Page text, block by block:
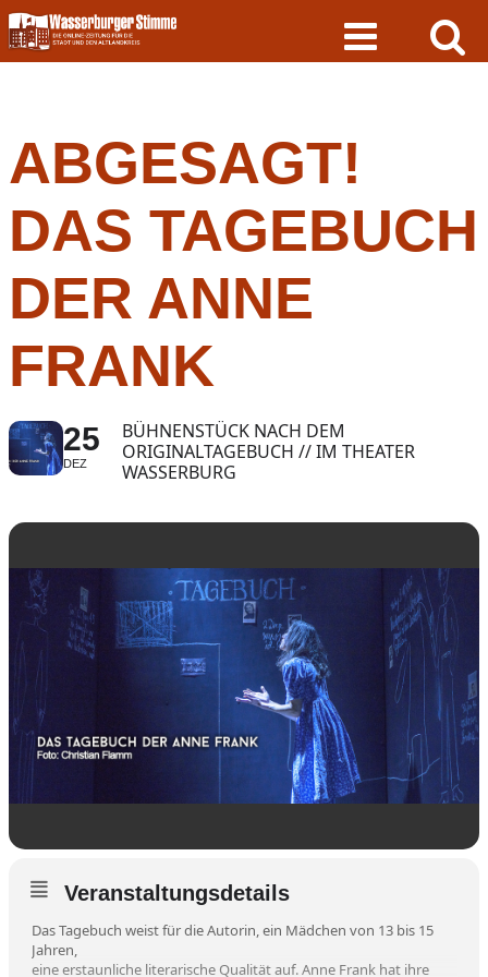
Skip
to
content
ABGESAGT!
DAS TAGEBUCH
DER ANNE
FRANK
25
DEZ
BÜHNENSTÜCK NACH DEM
ORIGINALTAGEBUCH // IM THEATER
WASSERBURG
Veranstaltungsdetails
Das Tagebuch weist für die Autorin, ein Mädchen von 13 bis 15
Jahren,
eine erstaunliche literarische Qualität auf. Anne Frank hat ihre